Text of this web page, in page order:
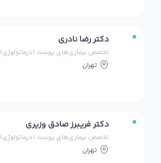
دکتر رضا نادری
تخصص بیماری‌های پوست (درماتولوژی)
تهران
دکتر فریبرز صادق وزیری
تخصص بیماری‌های پوست (درماتولوژی)
تهران